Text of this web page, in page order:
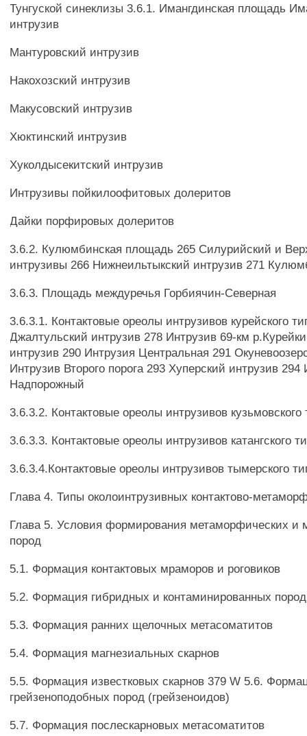
Тунгуской синеклизы 3.6.1. Имангдинская площадь
интрузив
Мантуровский интрузив
Накохозский интрузив
Макусовский интрузив
Хюктинский интрузив
Хуколдысекитский интрузив
Интрузивы пойкилоофитовых долеритов
Дайки порфировых долеритов
3.6.2. Кулюмбинская площадь 265 Силурийский и
интрузивы 266 Нижнеильтыкский интрузив 271
3.6.3. Площадь междуречья Горбиячин-Северная
3.6.3.1. Контактовые ореолы интрузивов курейского
Джалтульский интрузив 278 Интрузив 69-км
интрузив 290 Интрузия Центральная 291
Интрузив Второго порога 293 Хуперский интрузив 294
Надпорожный
3.6.3.2. Контактовые ореолы интрузивов кузьмовского
3.6.3.3. Контактовые ореолы интрузивов катангского
3.6.3.4.Контактовые ореолы интрузивов тымерского
Глава 4. Типы околоинтрузивных контактово-
Глава 5. Условия формирования метаморфических и
пород
5.1. Формация контактовых мраморов и роговиков
5.2. Формация гибридных и контаминированных пород
5.3. Формация ранних щелочных метасоматитов
5.4. Формация магнезиальных скарнов
5.5. Формация известковых скарнов 379 W 5.6.
грейзеноподобных пород (грейзеноидов)
5.7. Формация послескарновых метасоматитов